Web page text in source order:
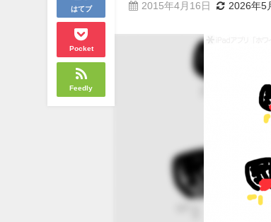
はてブ
Pocket
Feedly
2015年4月16日 2026年5